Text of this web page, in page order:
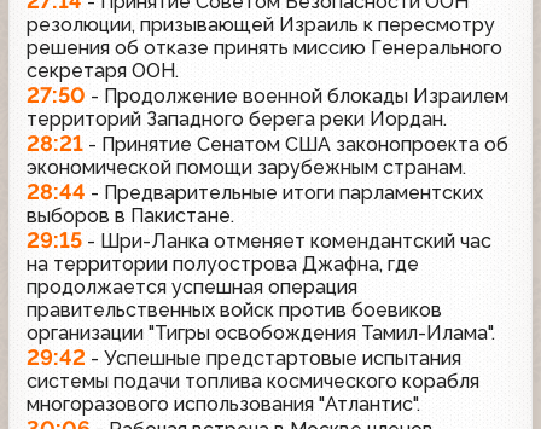
резолюции, призывающей Израиль к пересмотру
решения об отказе принять миссию Генерального
секретаря ООН.
27:50 - Продолжение военной блокады Израилем
территорий Западного берега реки Иордан.
28:21 - Принятие Сенатом США законопроекта об
экономической помощи зарубежным странам.
28:44 - Предварительные итоги парламентских
выборов в Пакистане.
29:15 - Шри-Ланка отменяет комендантский час
на территории полуострова Джафна, где
продолжается успешная операция
правительственных войск против боевиков
организации "Тигры освобождения Тамил-Илама".
29:42 - Успешные предстартовые испытания
системы подачи топлива космического корабля
многоразового использования "Атлантис".